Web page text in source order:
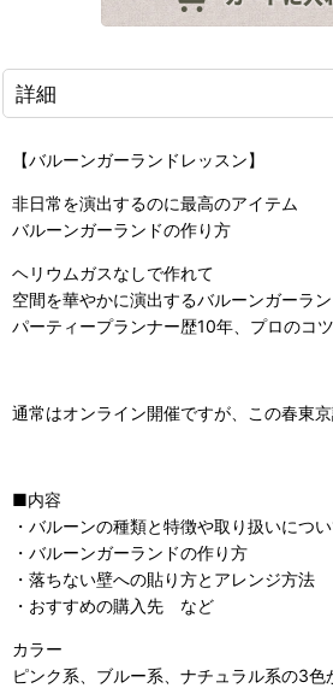
詳細
【バルーンガーランドレッスン】
非日常を演出するのに最高のアイテム
バルーンガーランドの作り方
ヘリウムガスなしで作れて
空間を華やかに演出するバルーンガーラ
パーティープランナー歴10年、プロのコ
通常はオンライン開催ですが、この春東京
■内容
・バルーンの種類と特徴や取り扱いにつ
・バルーンガーランドの作り方
・落ちない壁への貼り方とアレンジ方法
・おすすめの購入先 など
カラー
ピンク系、ブルー系、ナチュラル系の3色